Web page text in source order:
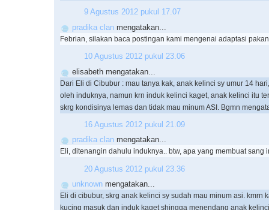
9 Agustus 2012 pukul 17.07
pradika clan mengatakan...
Febrian, silakan baca postingan kami mengenai adaptasi
10 Agustus 2012 pukul 23.06
elisabeth mengatakan...
Dari Eli di Cibubur : mau tanya kak, anak kelinci sy umur 14
oleh induknya, namun krn induk kelinci kaget, anak kelinci itu
skrg kondisinya lemas dan tidak mau minum ASI. Bgmn
16 Agustus 2012 pukul 21.09
pradika clan mengatakan...
Eli, ditenangin dahulu induknya.. btw, apa yang membuat sang
20 Agustus 2012 pukul 23.36
unknown mengatakan...
Eli di cibubur, skrg anak kelinci sy sudah mau minum asi. kmrn
kucing masuk dan induk kaget shingga menendang anak